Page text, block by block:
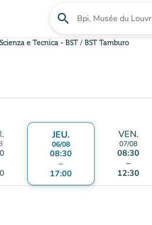
search Rechercher un
e Tecnica - BST BST Tamburo
JEU.
06/08
08:30
–
17:00
VEN.
07/08
08:30
–
12:30